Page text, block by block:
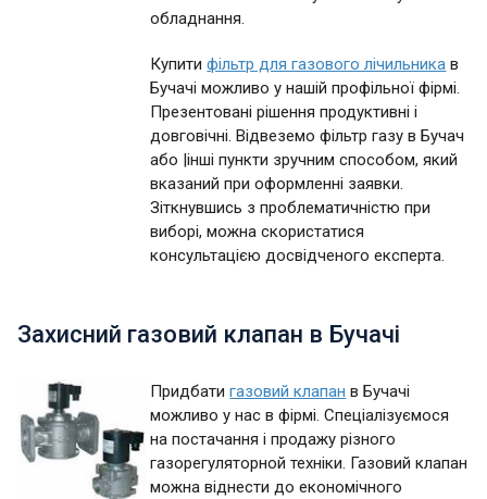
обладнання.
Купитифільтр для газового лічильника в
Бучачі можливо у нашій профільної фірмі.
Презентовані рішення продуктивні і
довговічні. Відвеземо фільтр газу в Бучач
або |інші пункти зручним способом, який
вказаний при оформленні заявки.
Зіткнувшись з проблематичністю при
виборі, можна скористатися
консультацією досвідченого експерта.
Захисний газовий клапан в Бучачі
Придбатигазовий клапан в Бучачі
можливо у нас в фірмі. Спеціалізуємося
на постачання і продажу різного
газорегуляторной техніки. Газовий клапан
можна віднести до економічного